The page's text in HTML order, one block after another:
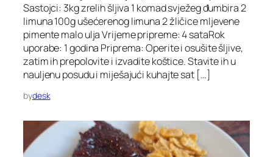
Sastojci: 3kg zrelih šljiva 1 komad svježeg đumbira 2
limuna 100g ušećerenog limuna 2 žličice mljevene
pimente malo ulja Vrijeme pripreme: 4 sataRok
uporabe: 1 godina Priprema: Operite i osušite šljive,
zatim ih prepolovite i izvadite koštice. Stavite ih u
nauljenu posudu i miješajući kuhajte sat […]
bydesk